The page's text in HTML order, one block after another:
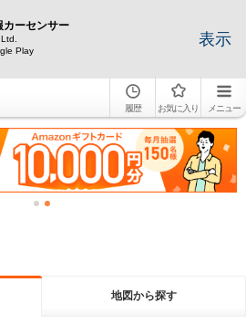
カーセンサー
Play
表示
履歴 お気に入り メニュー
地図から探す